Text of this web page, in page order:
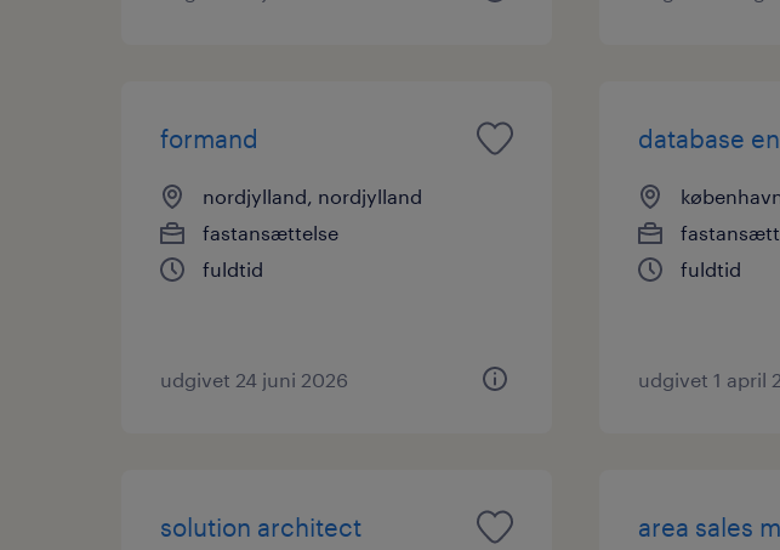
formand
nordjylland, nordjylland
fastansættelse
fuldtid
udgivet 24 juni 2026
database
fuldtid
udgivet 1 april
solution architect area sales